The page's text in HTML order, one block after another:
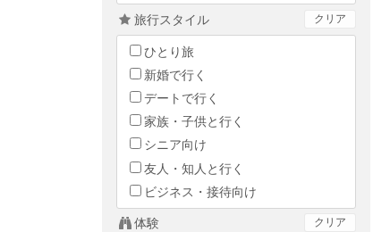
旅行スタイル クリア
ひとり旅
新婚で行く
デートで行く
家族・子供と行く
シニア向け
友人・知人と行く
ビジネス・接待向け
体験 クリア